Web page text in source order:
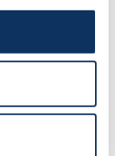
di
qui